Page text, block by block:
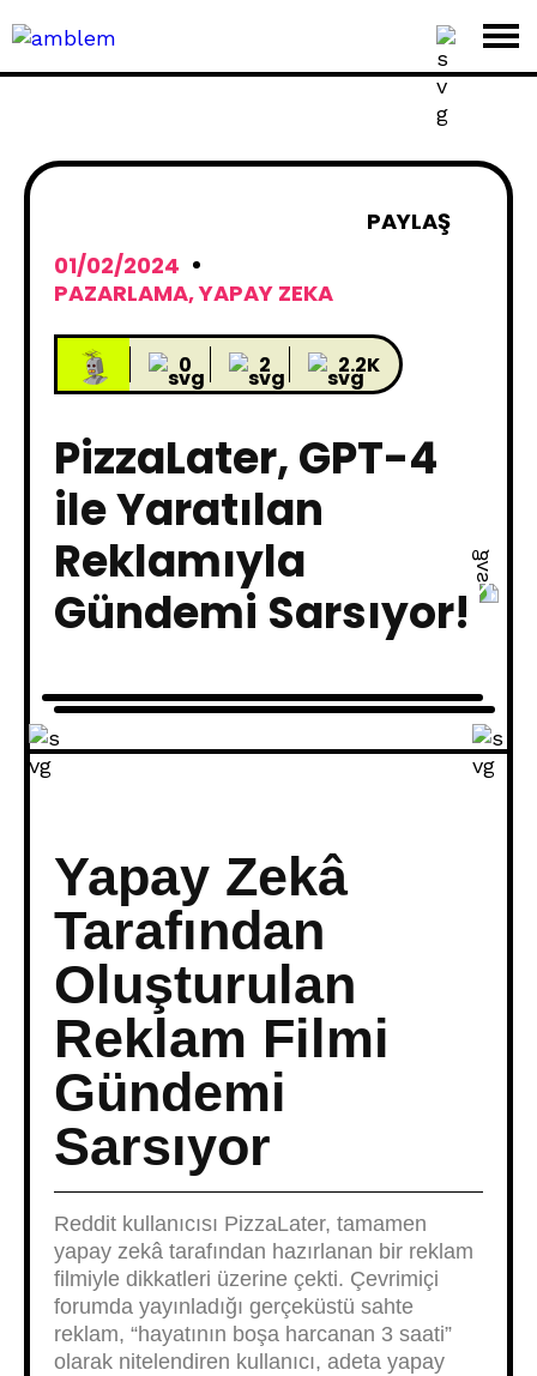
PAYLAŞ
01/02/2024
PAZARLAMA,YAPAY ZEKA
0 2 2.2K
PizzaLater, GPT-4
ile Yaratılan
Reklamıyla
Gündemi Sarsıyor!
Yapay Zekâ
Tarafından
Oluşturulan
Reklam Filmi
Gündemi
Sarsıyor
Reddit kullanıcısı PizzaLater, tamamen
yapay zekâ tarafından hazırlanan bir reklam
filmiyle dikkatleri üzerine çekti. Çevrimiçi
forumda yayınladığı gerçeküstü sahte
reklam, “hayatının boşa harcanan 3 saati”
olarak nitelendiren kullanıcı, adeta yapay